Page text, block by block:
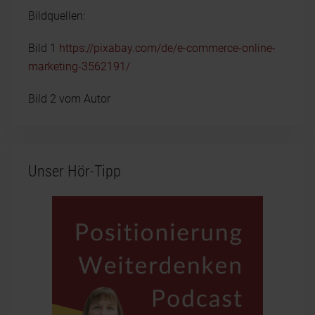
Bildquellen:
Bild 1 https://pixabay.com/de/e-commerce-online-
marketing-3562191/
Bild 2 vom Autor
Unser Hör-Tipp